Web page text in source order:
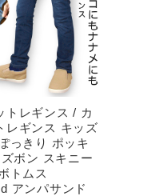
トレギンス / カ
レギンス キッズ
っきり ポッキ
ボン スキニー
トムス
アンパサンド